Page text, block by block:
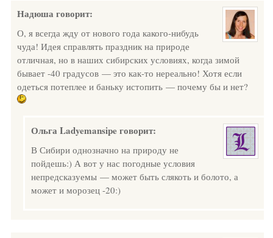
Надюша говорит:
О, я всегда жду от нового года какого-нибудь
чуда! Идея справлять праздник на природе
отличная, но в наших сибирских условиях, когда зимой
бывает -40 градусов — это как-то нереально! Хотя если
одеться потеплее и баньку истопить — почему бы и нет?
Ольга Ladyemansipe говорит:
В Сибири однозначно на природу не
пойдешь:) А вот у нас погодные условия
непредсказуемы — может быть слякоть и болото, а
может и морозец -20:)